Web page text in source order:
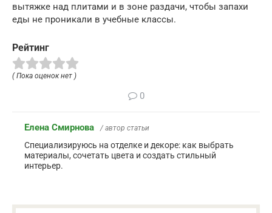
вытяжке над плитами и в зоне раздачи, чтобы запахи
еды не проникали в учебные классы.
Рейтинг
( Пока оценок нет )
0
Елена Смирнова / автор статьи
Специализируюсь на отделке и декоре: как выбрать
материалы, сочетать цвета и создать стильный
интерьер.